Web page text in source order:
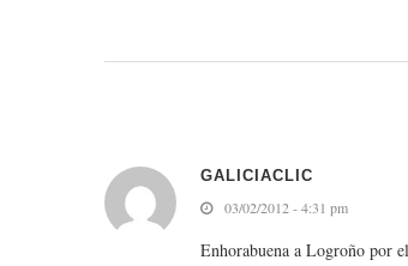
GALICIACLIC
03/02/2012 - 4:31 pm
Enhorabuena a Logroño por